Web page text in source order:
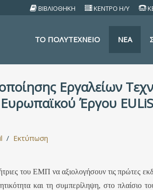
ΒΙΒΛΙΟΘΗΚΗ ΚΕΝΤΡΟ Η/Υ
TO ΠΟΛΥΤΕΧΝΕΙΟ ΝΕΑ
Εργαλείων
Έργου
Εκτύπωση
του ΕΜΠ να αξιολογήσουν τις πρώτες
και τη συμπερίληψη, στο πλαίσιο